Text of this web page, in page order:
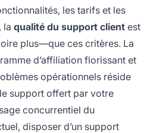
les tarifs et les
la qualité du support client est
plus—que ces critères. La
d’affiliation florissant et
opérationnels réside
support offert par votre
concurrentiel du
disposer d’un support